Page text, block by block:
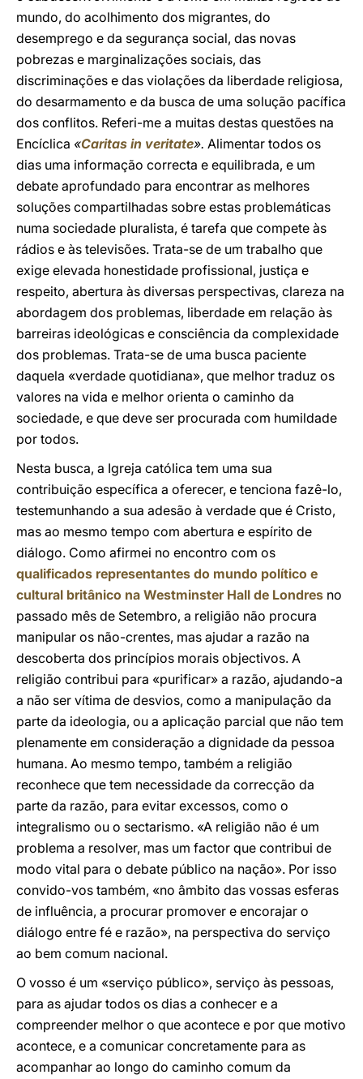
mundo, do acolhimento dos migrantes, do
desemprego e da segurança social, das novas
pobrezas e marginalizações sociais, das
discriminações e das violações da liberdade religiosa,
do desarmamento e da busca de uma solução pacífica
dos conflitos. Referi-me a muitas destas questões na
Encíclica «Caritas in veritate». Alimentar todos os
dias uma informação correcta e equilibrada, e um
debate aprofundado para encontrar as melhores
soluções compartilhadas sobre estas problemáticas
numa sociedade pluralista, é tarefa que compete às
rádios e às televisões. Trata-se de um trabalho que
exige elevada honestidade profissional, justiça e
respeito, abertura às diversas perspectivas, clareza na
abordagem dos problemas, liberdade em relação às
barreiras ideológicas e consciência da complexidade
dos problemas. Trata-se de uma busca paciente
daquela «verdade quotidiana», que melhor traduz os
valores na vida e melhor orienta o caminho da
sociedade, e que deve ser procurada com humildade
por todos.
Nesta busca, a Igreja católica tem uma sua
contribuição específica a oferecer, e tenciona fazê-lo,
testemunhando a sua adesão à verdade que é Cristo,
mas ao mesmo tempo com abertura e espírito de
diálogo. Como afirmei no encontro com os
qualificados representantes do mundo político e
cultural britânico na Westminster Hall de Londres no
passado mês de Setembro, a religião não procura
manipular os não-crentes, mas ajudar a razão na
descoberta dos princípios morais objectivos. A
religião contribui para «purificar» a razão, ajudando-a
a não ser vítima de desvios, como a manipulação da
parte da ideologia, ou a aplicação parcial que não tem
plenamente em consideração a dignidade da pessoa
humana. Ao mesmo tempo, também a religião
reconhece que tem necessidade da correcção da
parte da razão, para evitar excessos, como o
integralismo ou o sectarismo. «A religião não é um
problema a resolver, mas um factor que contribui de
modo vital para o debate público na nação». Por isso
convido-vos também, «no âmbito das vossas esferas
de influência, a procurar promover e encorajar o
diálogo entre fé e razão», na perspectiva do serviço
ao bem comum nacional.
O vosso é um «serviço público», serviço às pessoas,
para as ajudar todos os dias a conhecer e a
compreender melhor o que acontece e por que motivo
acontece, e a comunicar concretamente para as
acompanhar ao longo do caminho comum da